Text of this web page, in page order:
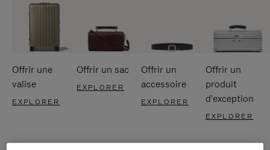
Offrir une
valise
EXPLORER
Offrir un sac
EXPLORER
Offrir un
accessoire
EXPLORER
Offrir un
produit
d'exception
EXPLORER